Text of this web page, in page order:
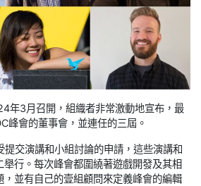
年3月召開，組織者非常激動地宣布，最
峰會的董事會，並連任的三屆。
交演講和小組討論的申請，這些演講和
行。每次峰會都圍繞著遊戲開發及其相
，並有自己的壹組顧問來定義峰會的編輯